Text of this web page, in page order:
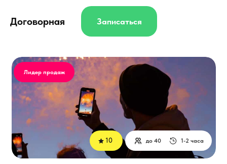
Договорная Записаться
1-2 часа
до 40
Лидер продаж
10